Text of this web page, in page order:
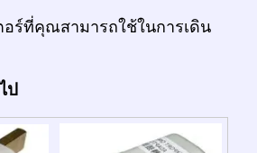
อร์ที่คุณสามารถใช้ในการเดิน
ป